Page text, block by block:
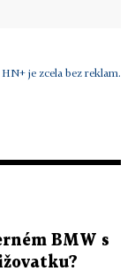
je zcela bez reklam.
BMW s